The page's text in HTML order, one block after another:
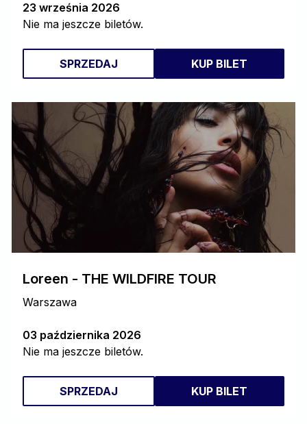
23 września 2026
Nie ma jeszcze biletów.
SPRZEDAJ KUP BILET
Loreen - THE WILDFIRE TOUR
Warszawa
03 października 2026
Nie ma jeszcze biletów.
SPRZEDAJ KUP BILET